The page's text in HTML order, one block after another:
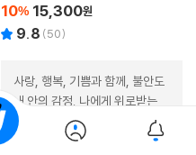
10% 15,300원
9.8 (50)
사랑, 행복, 기쁨과 함께, 불안도
내 안의 감정. 나에게 위로받는
나의 감정의 이야기